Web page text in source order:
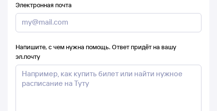
Электронная почта
Напишите, с чем нужна помощь. Ответ придёт на вашу
эл.почту